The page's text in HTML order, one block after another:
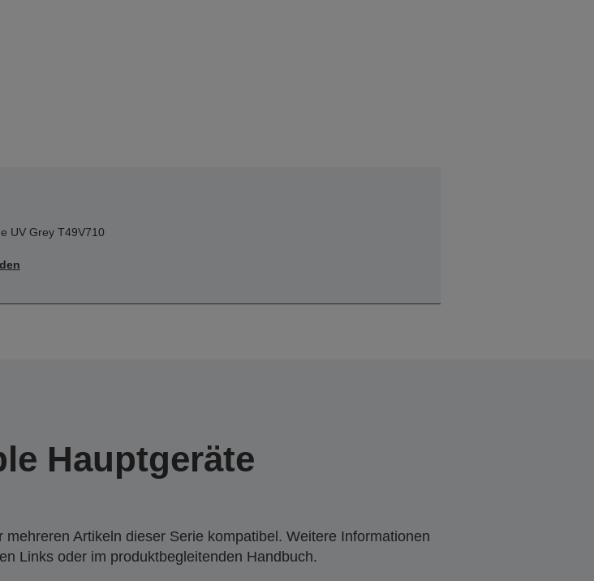
UV Grey T49V710
Hauptgeräte
Artikeln dieser Serie kompatibel. Weitere Informationen
Links oder im produktbegleitenden Handbuch.